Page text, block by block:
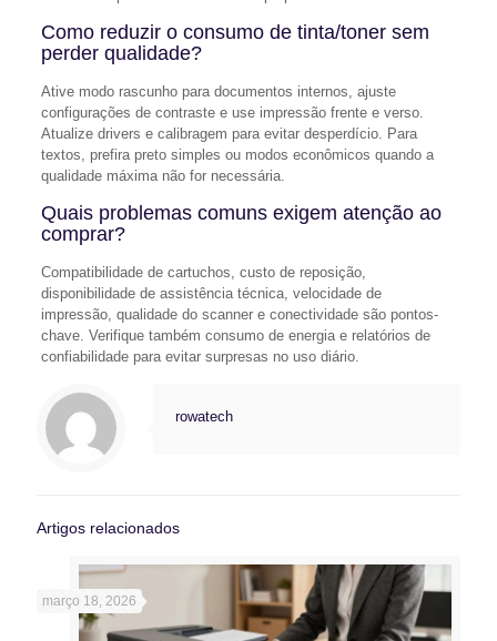
Como reduzir o consumo de tinta/toner sem
perder qualidade?
Ative modo rascunho para documentos internos, ajuste
configurações de contraste e use impressão frente e verso.
Atualize drivers e calibragem para evitar desperdício. Para
textos, prefira preto simples ou modos econômicos quando a
qualidade máxima não for necessária.
Quais problemas comuns exigem atenção ao
comprar?
Compatibilidade de cartuchos, custo de reposição,
disponibilidade de assistência técnica, velocidade de
impressão, qualidade do scanner e conectividade são pontos-
chave. Verifique também consumo de energia e relatórios de
confiabilidade para evitar surpresas no uso diário.
rowatech
Artigos relacionados
março 18, 2026